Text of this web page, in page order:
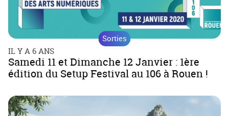
Sorties
IL Y A 6 ANS
Samedi 11 et Dimanche 12 Janvier : 1ère
édition du Setup Festival au 106 à Rouen !